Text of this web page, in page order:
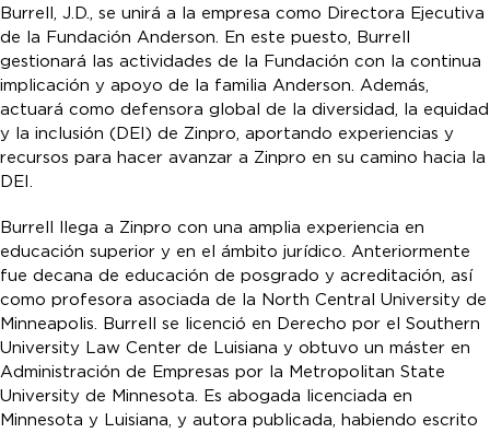
Burrell, J.D., se unirá a la empresa como Directora Ejecutiva
de la Fundación Anderson. En este puesto, Burrell
gestionará las actividades de la Fundación con la continua
implicación y apoyo de la familia Anderson. Además,
actuará como defensora global de la diversidad, la equidad
y la inclusión (DEI) de Zinpro, aportando experiencias y
recursos para hacer avanzar a Zinpro en su camino hacia la
DEI.
Burrell llega a Zinpro con una amplia experiencia en
educación superior y en el ámbito jurídico. Anteriormente
fue decana de educación de posgrado y acreditación, así
como profesora asociada de la North Central University de
Minneapolis. Burrell se licenció en Derecho por el Southern
University Law Center de Luisiana y obtuvo un máster en
Administración de Empresas por la Metropolitan State
University de Minnesota. Es abogada licenciada en
Minnesota y Luisiana, y autora publicada, habiendo escrito